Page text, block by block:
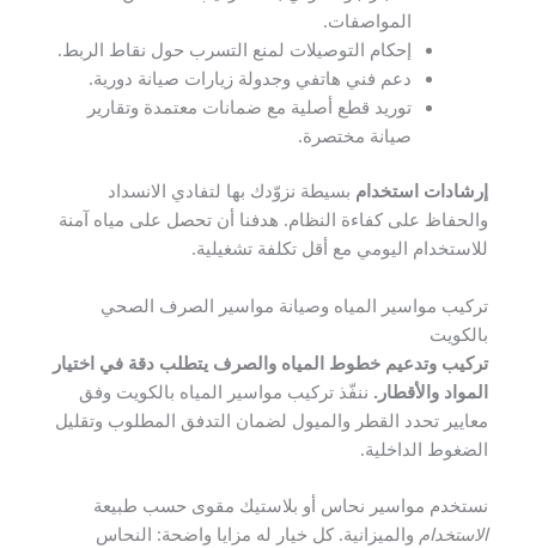
المواصفات.
إحكام التوصيلات لمنع التسرب حول نقاط الربط.
دعم فني هاتفي وجدولة زيارات صيانة دورية.
توريد قطع أصلية مع ضمانات معتمدة وتقارير
صيانة مختصرة.
إرشادات استخدام بسيطة نزوّدك بها لتفادي الانسداد
والحفاظ على كفاءة النظام. هدفنا أن تحصل على مياه آمنة
للاستخدام اليومي مع أقل تكلفة تشغيلية.
تركيب مواسير المياه وصيانة مواسير الصرف الصحي
بالكويت
تركيب وتدعيم خطوط المياه والصرف يتطلب دقة في اختيار
المواد والأقطار. ننفّذ تركيب مواسير المياه بالكويت وفق
معايير تحدد القطر والميول لضمان التدفق المطلوب وتقليل
الضغوط الداخلية.
نستخدم مواسير نحاس أو بلاستيك مقوى حسب طبيعة
الاستخدام والميزانية. كل خيار له مزايا واضحة: النحاس